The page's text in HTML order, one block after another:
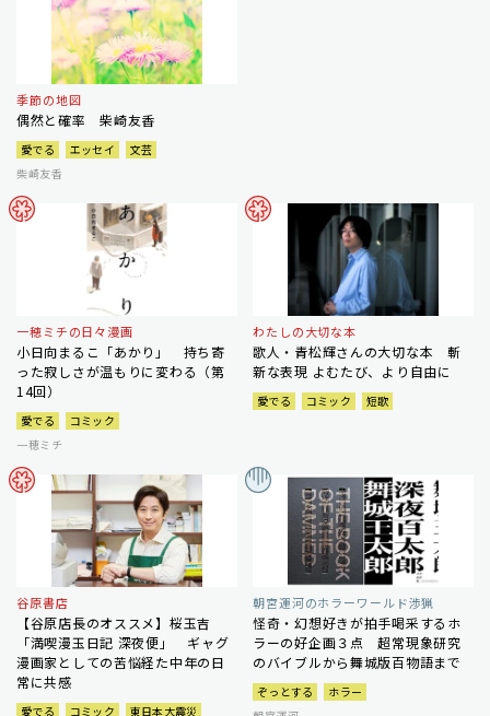
季節の地図
偶然と確率 柴崎友香
愛でる エッセイ
文芸
柴崎友香
一穂ミチの日々漫画
小日向まるこ「あかり」 持ち寄
った寂しさが温もりに変わる（第
14回）
愛でる
コミック
一穂ミチ
わたしの大切な本
歌人・青松輝さんの大切な本 斬
新な表現 よむたび、より自由に
愛でる コミック 短歌
谷原書店
【谷原店長のオススメ】桜玉吉
「満喫漫玉日記 深夜便」 ギャグ
漫画家としての苦悩経た中年の日
常に共感
愛でる コミック 東日本大震災
朝宮運河のホラーワールド渉猟
怪奇・幻想好きが拍手喝采するホ
ラーの好企画３点 超常現象研究
のバイブルから舞城版百物語まで
ぞっとする
ホラー